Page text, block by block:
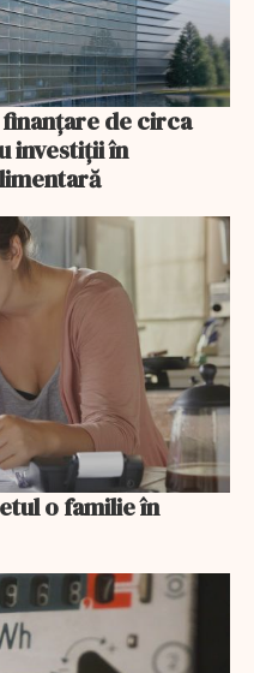
de circa
investiții în
o familie în